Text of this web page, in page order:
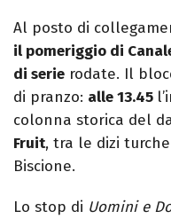
Al posto di
il pomeriggio di
di serie rodate. Il
di pranzo: alle 13.45
colonna storica del
Fruit, tra le dizi
Biscione.
Lo stop di Uomini e